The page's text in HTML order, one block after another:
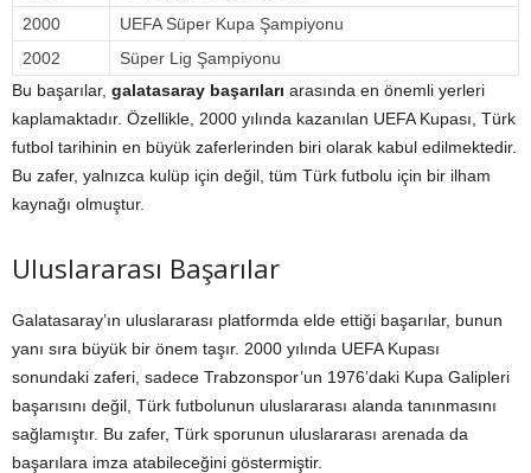
2000
UEFA Süper Kupa Şampiyonu
2002
Süper Lig Şampiyonu
Bu başarılar, galatasaray başarıları arasında en önemli yerleri
kaplamaktadır. Özellikle, 2000 yılında kazanılan UEFA Kupası, Türk
futbol tarihinin en büyük zaferlerinden biri olarak kabul edilmektedir.
Bu zafer, yalnızca kulüp için değil, tüm Türk futbolu için bir ilham
kaynağı olmuştur.
Uluslararası Başarılar
Galatasaray’ın uluslararası platformda elde ettiği başarılar, bunun
yanı sıra büyük bir önem taşır. 2000 yılında UEFA Kupası
sonundaki zaferi, sadece Trabzonspor’un 1976’daki Kupa Galipleri
başarısını değil, Türk futbolunun uluslararası alanda tanınmasını
sağlamıştır. Bu zafer, Türk sporunun uluslararası arenada da
başarılara imza atabileceğini göstermiştir.